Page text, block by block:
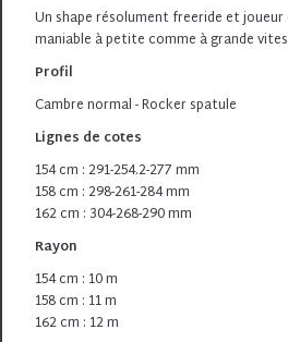
Un shape résolument freeride et
maniable à petite comme à grande
Profil
Cambre normal - Rocker spatule
Lignes de cotes
154 cm : 291-254.2-277 mm
158 cm : 298-261-284 mm
162 cm : 304-268-290 mm
Rayon
154 cm : 10 m
158 cm : 11 m
162 cm : 12 m